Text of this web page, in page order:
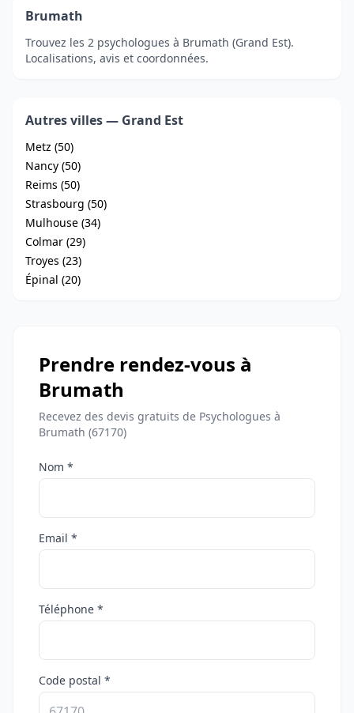
Brumath
Trouvez les 2 psychologues à Brumath (Grand Est).
Localisations, avis et coordonnées.
Autres villes — Grand Est
Metz (50)
Nancy (50)
Reims (50)
Strasbourg (50)
Mulhouse (34)
Colmar (29)
Troyes (23)
Épinal (20)
Prendre rendez-vous à
Brumath
Recevez des devis gratuits de Psychologues à
Brumath (67170)
Nom *
Email *
Téléphone *
Code postal *